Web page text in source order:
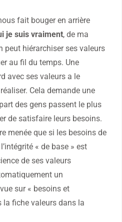
fait bouger en arrière
je suis vraiment, de ma
peut hiérarchiser ses valeurs
au fil du temps. Une
avec ses valeurs a le
Cela demande une
des gens passent le plus
de satisfaire leurs besoins.
menée que si les besoins de
« de base » est
de ses valeurs
un
sur « besoins et
la fiche valeurs dans la